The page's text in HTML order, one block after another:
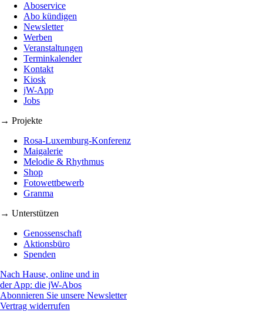
Aboservice
Abo kündigen
Newsletter
Werben
Veranstaltungen
Terminkalender
Kontakt
Kiosk
jW-App
Jobs
→ Projekte
Rosa-Luxemburg-Konferenz
Maigalerie
Melodie & Rhythmus
Shop
Fotowettbewerb
Granma
→ Unterstützen
Genossenschaft
Aktionsbüro
Spenden
Nach Hause, online und in
der App: die jW-Abos
Abonnieren Sie unsere Newsletter
Vertrag widerrufen